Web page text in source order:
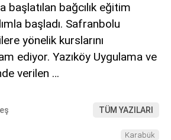
başlatılan bağcılık eğitim
başladı. Safranbolu
yönelik kurslarını
ediyor. Yazıköy Uygulama ve
verilen …
TÜM YAZILARI
Karabük